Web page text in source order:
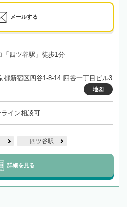
メールする
「四ツ谷駅」徒歩1分
都新宿区四谷1-8-14 四谷一丁目ビル3
地図
イン相談可
四ツ谷駅
詳細を見る